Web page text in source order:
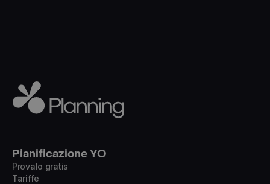
Pianificazione YO
Provalo gratis
Tariffe